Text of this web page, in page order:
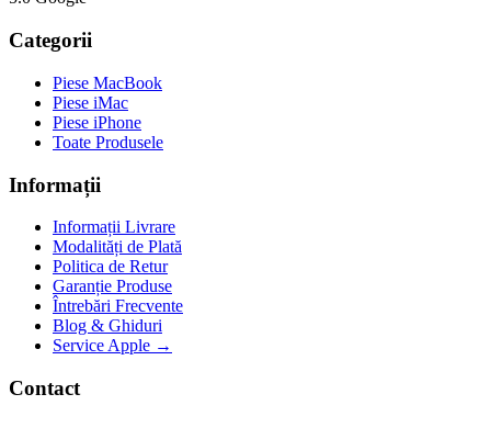
Categorii
Piese MacBook
Piese iMac
Piese iPhone
Toate Produsele
Informații
Informații Livrare
Modalități de Plată
Politica de Retur
Garanție Produse
Întrebări Frecvente
Blog & Ghiduri
Service Apple →
Contact